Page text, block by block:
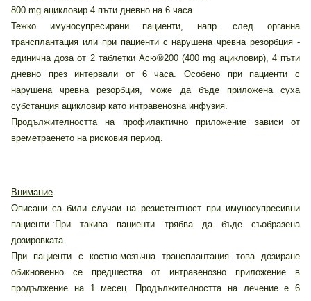
800 mg ацикловир 4 пъти дневно на 6 часа.
Тежко имуносупресирани пациенти, напр. след органна
трансплантация или при пациенти с нарушена чревна резорбция -
единична доза от 2 таблетки Асю®200 (400 mg ацикловир), 4 пъти
дневно през интервали от 6 часа. Особено при пациенти с
нарушена чревна резорбция, може да бъде приложена суха
субстанция ацикловир като интравенозна инфузия.
Продължителността на профилактично приложение зависи от
времетраенето на рисковия период.
Внимание
Описани са били случаи на резистентност при имуносупресивни
пациенти.:При такива пациенти трябва да бъде съобразена
дозировката.
При пациенти с костно-мозъчна трансплантация това дозиране
обикновенно се предшества от интравенозно приложение в
продължение на 1 месец. Продължителността на лечение е 6